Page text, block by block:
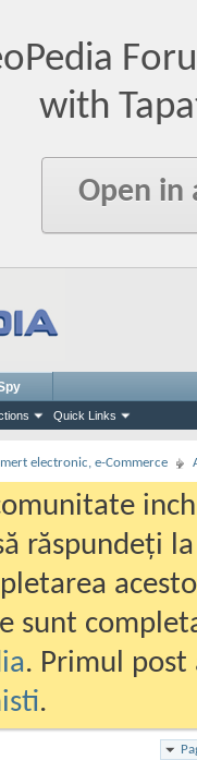
with
Open in
Quick Links
electronic, e-Commerce
răspundeți
sunt
. Primul
.